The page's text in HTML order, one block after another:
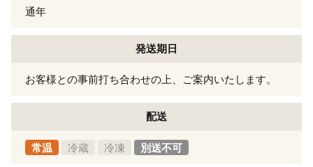
通年
発送期日
お客様との事前打ち合わせの上、ご案内いたします。
配送
常温 冷蔵 冷凍 別送不可